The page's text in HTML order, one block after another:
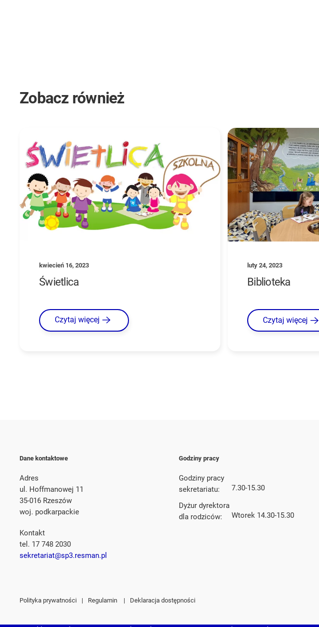
Zobacz również
kwiecień 16, 2023
Świetlica
Czytaj więcej
luty 24, 2023
Biblioteka
Czytaj więcej
Dane kontaktowe
Adres
ul. Hoffmanowej 11
35-016 Rzeszów
woj. podkarpackie
Kontakt
tel. 17 748 2030
sekretariat@sp3.resman.pl
Godziny pracy
Godziny pracy
sekretariatu:
7.30-15.30
Dyżur dyrektora
dla rodziców:
Wtorek 14.30-15.30
Polityka prywatności | Regulamin | Deklaracja dostępności